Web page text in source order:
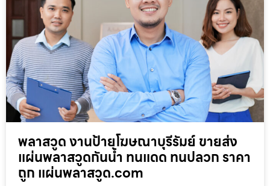
พลาสวูด งานป้ายโฆษณาบุรีรัมย์ ขายส่ง
แผ่นพลาสวูดกันน้ำ ทนแดด ทนปลวก ราคา
ถูก แผ่นพลาสวูด.com